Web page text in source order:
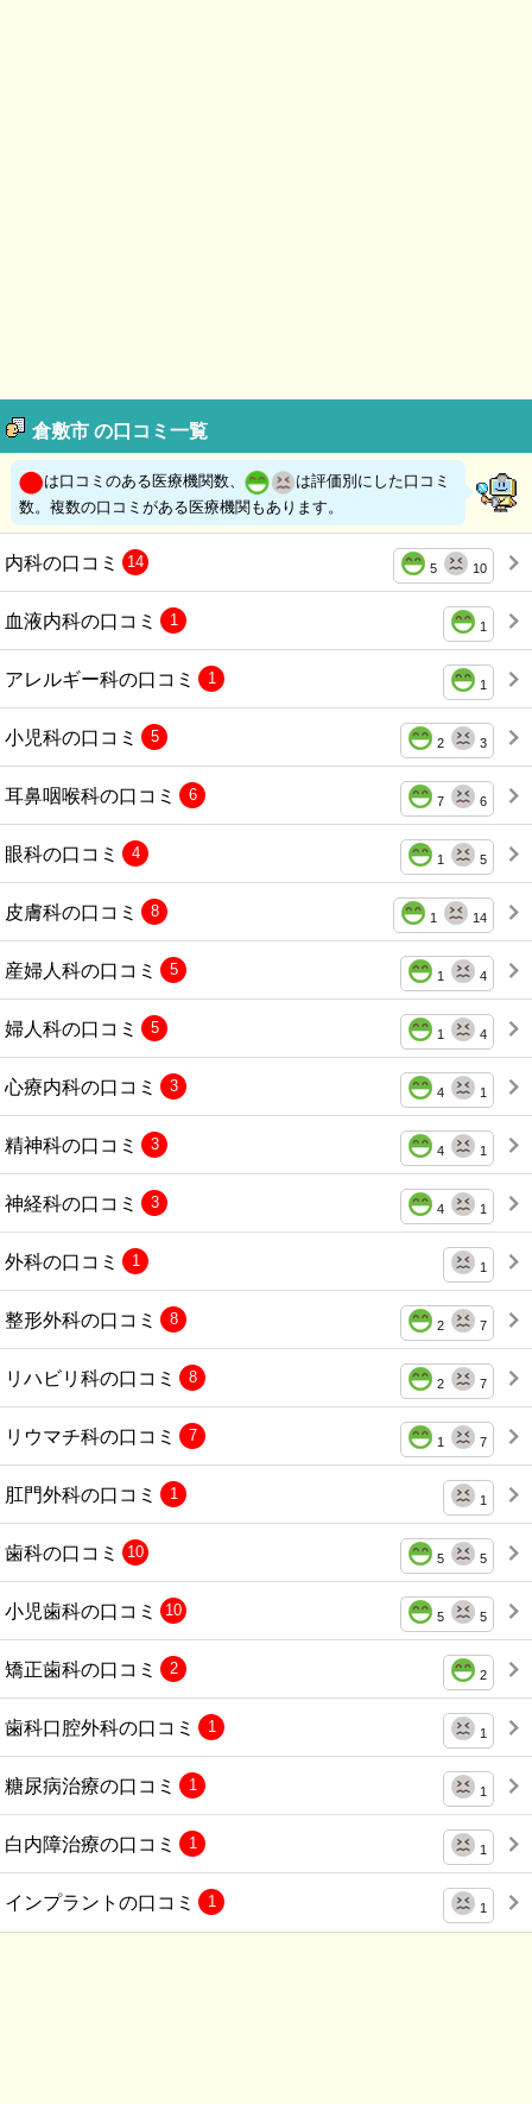
倉敷市 の口コミ一覧
は口コミのある医療機関数、
は評価別にした口コミ
数。複数の口コミがある医療機関もあります。
内科の口コミ 5 10
14
血液内科の口コミ 1
1
アレルギー科の口コミ 1
1
小児科の口コミ 2 3
5
耳鼻咽喉科の口コミ 7 6
6
眼科の口コミ 1 5
4
皮膚科の口コミ 1 14
8
産婦人科の口コミ 1 4
5
婦人科の口コミ 1 4
5
心療内科の口コミ 4 1
3
精神科の口コミ 4 1
3
神経科の口コミ 4 1
3
外科の口コミ 1
1
整形外科の口コミ 2 7
8
リハビリ科の口コミ 2 7
8
リウマチ科の口コミ 1 7
7
肛門外科の口コミ 1
1
歯科の口コミ 5 5
10
小児歯科の口コミ 5 5
10
矯正歯科の口コミ 2
2
歯科口腔外科の口コミ 1
1
糖尿病治療の口コミ 1
1
白内障治療の口コミ 1
1
インプラントの口コミ 1
1